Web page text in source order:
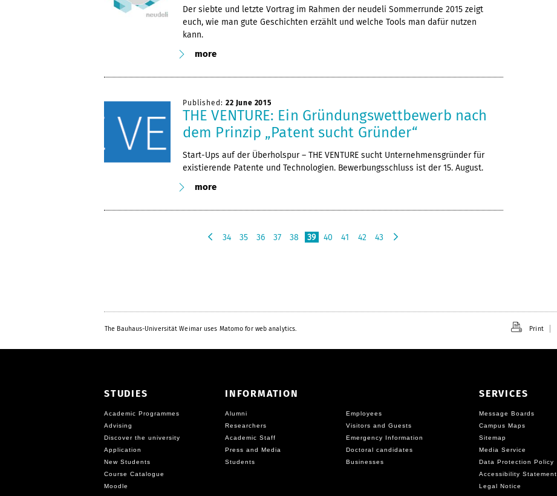
Der siebte und letzte Vortrag im Rahmen der neudeli Sommerrunde 2015 zeigt
euch, wie man gute Geschichten erzählt und welche Tools man dafür nutzen
kann.
more
Published: 22 June 2015
THE VENTURE: Ein Gründungswettbewerb nach
dem Prinzip „Patent sucht Gründer“
Start-Ups auf der Überholspur – THE VENTURE sucht Unternehmensgründer für
existierende Patente und Technologien. Bewerbungsschluss ist der 15. August.
more
s
34 35 36 37 38 39 40 41 42
43
The Bauhaus-Universität Weimar uses Matomo for web analytics. Print
STUDIES
Academic Programmes
Advising
Discover the university
Application
New Students
Course Catalogue
Moodle
INFORMATION
Alumni
Employees
Researchers
Visitors and Guests
Academic Staff
Emergency Information
Press and Media
Doctoral candidates
Students
Businesses
SERVICES
Message Boards
Campus Maps
Sitemap
Media Service
Data Protection Policy
Accessibility Statement
Legal Notice